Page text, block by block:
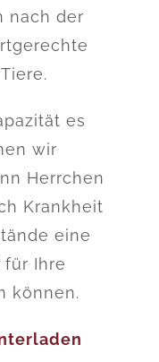
nach der
es
wir
Herrchen
Krankheit
eine
Ihre
können.